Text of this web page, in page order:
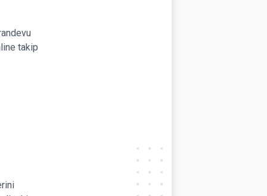
takip